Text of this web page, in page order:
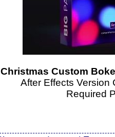
Christmas Custom
After Effects Version
Required